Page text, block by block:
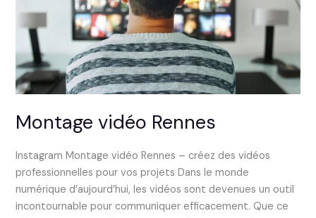
Montage vidéo Rennes
Instagram Montage vidéo Rennes – créez des vidéos
professionnelles pour vos projets Dans le monde
numérique d’aujourd’hui, les vidéos sont devenues un outil
incontournable pour communiquer efficacement. Que ce